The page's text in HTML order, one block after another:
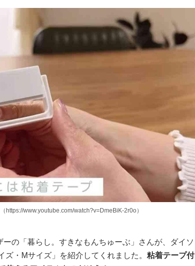
https://www.youtube.com/watch?v=DmeBiK-2r0o）
の「暮らし。すきなもんちゅーぶ」さんが、ダイソ
・Mサイズ」を紹介してくれました。 粘着テープ付